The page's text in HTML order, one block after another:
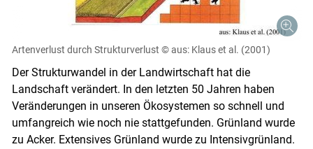
Artenverlust durch Strukturverlust © aus: Klaus et al. (2001)
Der Strukturwandel in der Landwirtschaft hat die
Landschaft verändert. In den letzten 50 Jahren haben
Veränderungen in unseren Ökosystemen so schnell und
umfangreich wie noch nie stattgefunden. Grünland wurde
zu Acker. Extensives Grünland wurde zu Intensivgrünland.